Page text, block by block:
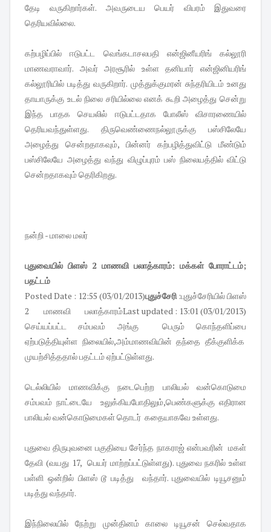
தேடி வருகிறார்கள். அவருடைய பெயர் விபரம் இதுவரை
தெரியவில்லை.
கற்பழிப்பில் ஈடுபட்ட வெங்கடாசலபதி என்ஜினீயரிங் கல்லூரி
மாணவராவார். அவர் அரசூரில் உள்ள தனியார் என்ஜினியரிங்
கல்லூரியில் படித்து வருகிறார். முத்துக்குமரன் சுந்தரியிடம் உனது
தாயாருக்கு உடல் நிலை சரியில்லை எனக் கூறி அழைத்து சென்று
இந்த பாதக செயலில் ஈடுபட்டதாக போலீஸ் விசாரணையில்
தெரியவந்துள்ளது. திருவெண்ணைநல்லூருக்கு பஸ்சிலேயே
அழைத்து சென்றதாகவும், பின்னர் கற்பழித்துவிட்டு மீண்டும்
பஸ்சிலேயே அழைத்து வந்து விழுப்புரம் பஸ் நிலையத்தில் விட்டு
சென்றதாகவும் தெரிகிறது.
நன்றி - மாலை மலர்
புதுவையில் பிளஸ் 2 மாணவி பலாத்காரம்: மக்கள் போராட்டம்;
பதட்டம்
Posted Date : 12:55 (03/01/2013)
Last updated : 13:01 (03/01/2013)
புதுச்சேரி:புதுச்சேரியில் பிளஸ்
2 மாணவி பலாத்காரம்
செய்யப்பட்ட சம்பவம் அங்கு பெரும் கொந்தளிப்பை
ஏற்படுத்தியுள்ள நிலையில்,அம்மாணவியின் தந்தை தீக்குளிக்க
முயற்சித்ததால் பதட்டம் ஏற்பட்டுள்ளது.
டெல்லியில் மாணவிக்கு நடைபெற்ற பாலியல் வன்கொடுமை
சம்பவம் நாட்டையே உலுக்கியபோதிலும்,பெண்களுக்கு எதிரான
பாலியல் வன்கொடுமைகள் தொடர் கதையாகவே உள்ளது.
புதுவை திருபுவனை பகுதியை சேர்ந்த நாகராஜ் என்பவரின் மகள்
தேவி (வயது 17, பெயர் மாற்றப்பட்டுள்ளது). புதுவை நகரில் உள்ள
பள்ளி ஒன்றில் பிளஸ் டூ படித்து வந்தார். புதுவையில் டியூசனும்
படித்து வந்தார்.
இந்நிலையில் நேற்று முன்தினம் காலை டியூசன் செல்வதாக